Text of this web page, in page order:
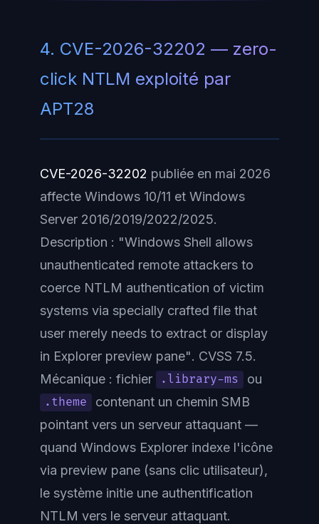
4. CVE-2026-32202 — zero-
click NTLM exploité par
APT28
CVE-2026-32202 publiée en mai 2026
affecte Windows 10/11 et Windows
Server 2016/2019/2022/2025.
Description : "Windows Shell allows
unauthenticated remote attackers to
coerce NTLM authentication of victim
systems via specially crafted file that
user merely needs to extract or display
in Explorer preview pane". CVSS 7.5.
Mécanique : fichier
.library-ms ou
.theme
contenant un chemin SMB
pointant vers un serveur attaquant —
quand Windows Explorer indexe l'icône
via preview pane (sans clic utilisateur),
le système initie une authentification
NTLM vers le serveur attaquant.